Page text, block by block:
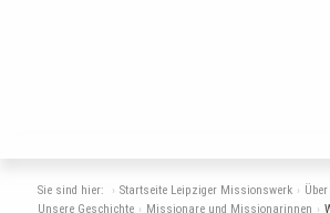
Missionarinnen
Sie sind hier: Startseite Leipziger Missionswerk
Unsere Geschichte
Missionare und Missionarinnen